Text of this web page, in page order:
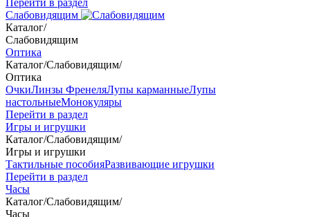
Перейти в раздел
Слабовидящим
Каталог/
Слабовидящим
Оптика
Каталог/Слабовидящим/
Оптика
ОчкиЛинзы ФренеляЛупы карманныеЛупы
настольныеМонокуляры
Перейти в раздел
Игры и игрушки
Каталог/Слабовидящим/
Игры и игрушки
Тактильные пособияРазвивающие игрушки
Перейти в раздел
Часы
Каталог/Слабовидящим/
Часы